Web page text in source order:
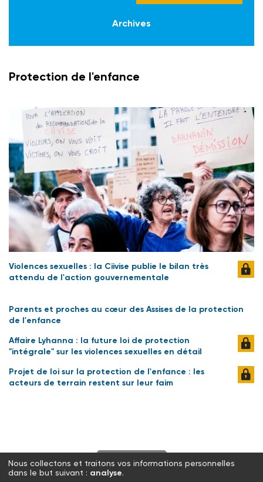
Archives
Protection de l'enfance
Violences sexuelles : la Ciivise publie le bilan très
attendu de l'action gouvernementale
Parents et proches au cœur des Assises de la protection
de l'enfance
Affaire Lyhanna : la future loi de protection
"intégrale" sur les violences sexuelles en détail
Projet de loi sur la protection de l'enfance : les
acteurs de terrain restent sur leur faim
S'abonner
Nous collectons et traitons vos informations personnelles
dans le but suivant : analyse.